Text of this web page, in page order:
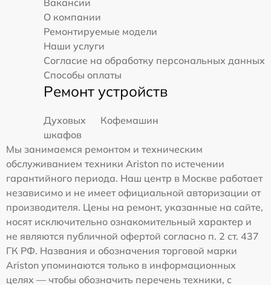
Вакансии
О компании
Ремонтируемые модели
Наши услуги
Согласие на обработку персональных данных
Способы оплаты
Ремонт устройств
Духовых
шкафов
Кофемашин
Мы занимаемся ремонтом и техническим
обслуживанием техники Ariston по истечении
гарантийного периода. Наш центр в Москве работает
независимо и не имеет официальной авторизации от
производителя. Цены на ремонт, указанные на сайте,
носят исключительно ознакомительный характер и
не являются публичной офертой согласно п. 2 ст. 437
ГК РФ. Названия и обозначения торговой марки
Ariston упоминаются только в информационных
целях — чтобы обозначить перечень техники, с